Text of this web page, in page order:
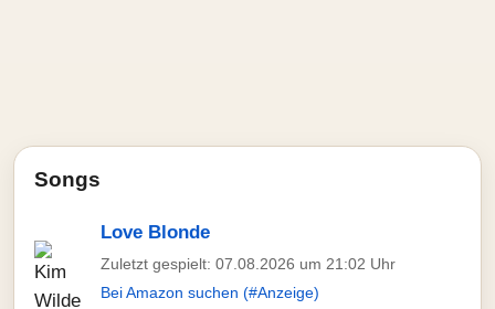
Songs
Love Blonde
Zuletzt gespielt: 07.08.2026 um 21:02 Uhr
Bei Amazon suchen (#Anzeige)